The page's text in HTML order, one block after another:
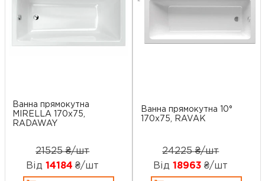
Ванна прямокутна
MIRELLA 170x75,
RADAWAY
21525 ₴/шт
Від 14184₴/шт
Ванна прямокутна 10°
170x75, RAVAK
24225 ₴/шт
Від 18963₴/шт